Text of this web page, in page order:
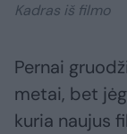
Kadras iš filmo
Pernai
metai, bet
kuria naujus